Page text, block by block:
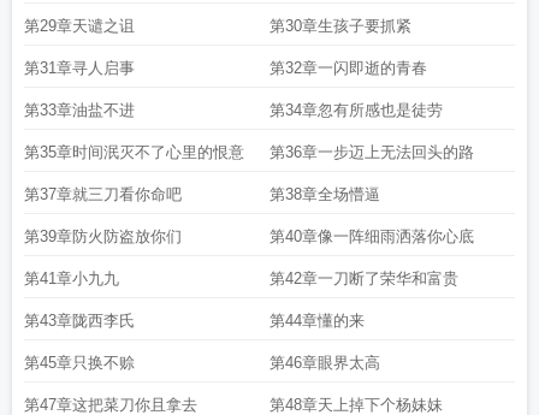
第29章天谴之诅 第30章生孩子要抓紧
第31章寻人启事 第32章一闪即逝的青春
第33章油盐不进 第34章忽有所感也是徒劳
第35章时间泯灭不了心里的恨意 第36章一步迈上无法回头的路
第37章就三刀看你命吧 第38章全场懵逼
第39章防火防盗放你们 第40章像一阵细雨洒落你心底
第41章小九九 第42章一刀断了荣华和富贵
第43章陇西李氏 第44章懂的来
第45章只换不赊 第46章眼界太高
第47章这把菜刀你且拿去 第48章天上掉下个杨妹妹